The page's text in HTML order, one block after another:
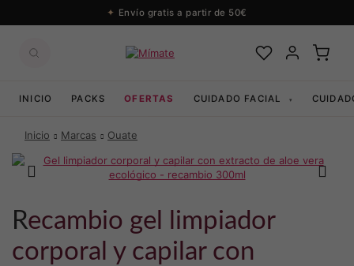
Envío gratis a partir de 50€
INICIO PACKS OFERTAS CUIDADO FACIAL ▾
Inicio Marcas Ouate
recambio gel limpiador
corporal y capilar con